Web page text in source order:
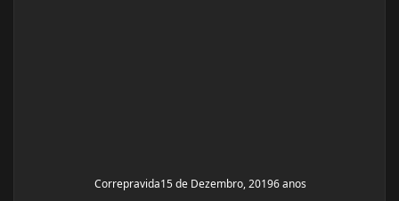
Correpravida15 de Dezembro, 20196 anos